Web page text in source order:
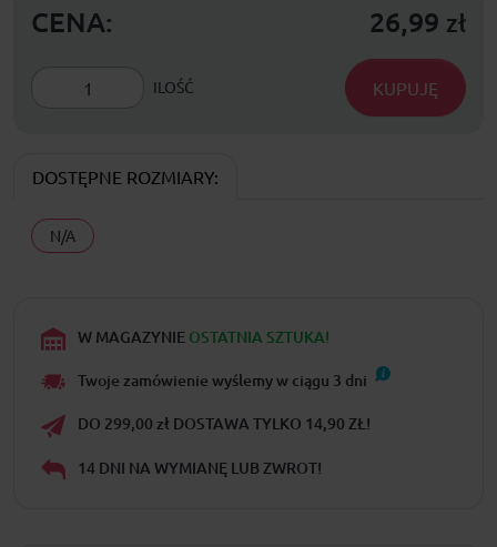
CENA: 26,99 zł
ILOŚĆ KUPUJĘ
DOSTĘPNE ROZMIARY:
N/A
W MAGAZYNIE OSTATNIA SZTUKA!
Twoje zamówienie wyślemy w ciągu 3 dni
DO 299,00 zł DOSTAWA TYLKO 14,90 ZŁ!
14 DNI NA WYMIANĘ LUB ZWROT!